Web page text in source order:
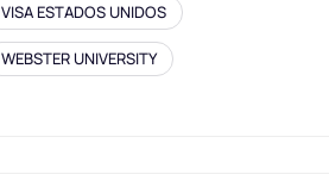
VISA ESTADOS UNIDOS
WEBSTER UNIVERSITY